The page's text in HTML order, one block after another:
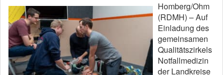
Homberg/Ohm
(RDMH) – Auf
Einladung des
gemeinsamen
Qualitätszirkels
Notfallmedizin
der Landkreise